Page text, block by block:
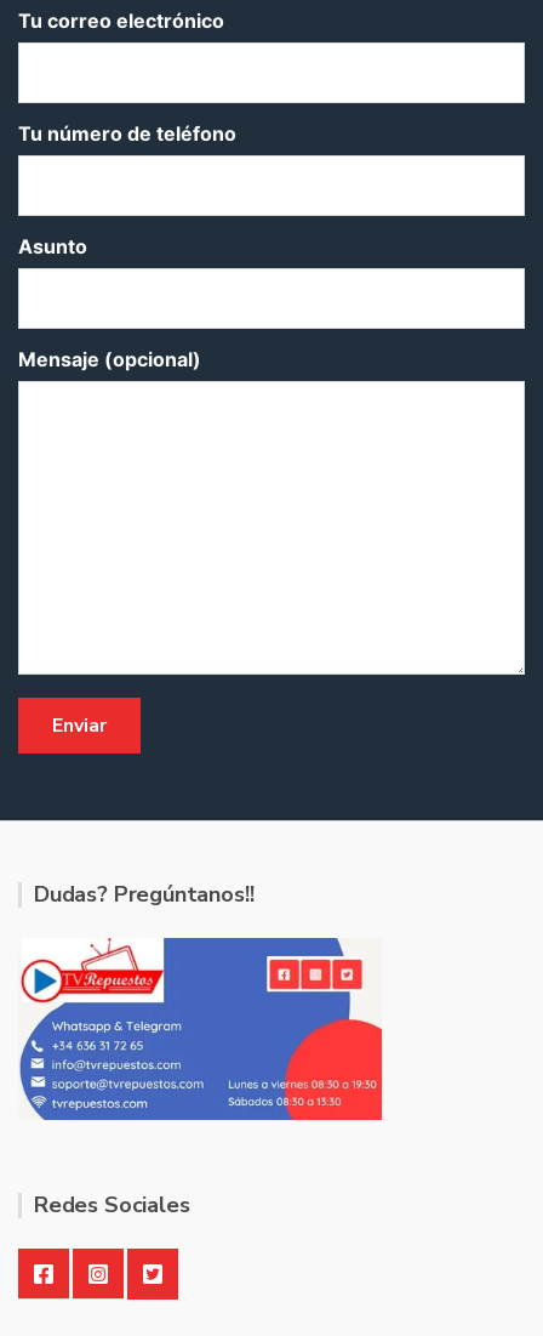
Tu correo electrónico
Tu número de teléfono
Asunto
Mensaje (opcional)
Dudas? Pregúntanos!!
Redes Sociales